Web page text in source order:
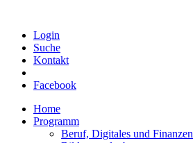
Login
Suche
Kontakt
Facebook
Home
Programm
Beruf, Digitales und Finanzen